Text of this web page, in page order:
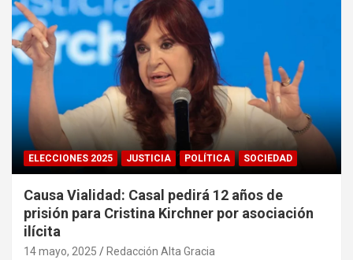
ELECCIONES 2025 JUSTICIA POLÍTICA SOCIEDAD
Causa Vialidad: Casal pedirá 12 años de
prisión para Cristina Kirchner por asociación
ilícita
14 mayo, 2025 Redacción Alta Gracia